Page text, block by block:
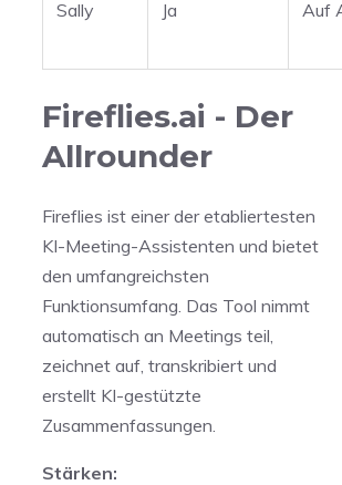
Sally Ja Auf
Fireflies.ai - Der
Allrounder
Fireflies ist einer der etabliertesten
KI-Meeting-Assistenten und bietet
den umfangreichsten
Funktionsumfang. Das Tool nimmt
automatisch an Meetings teil,
zeichnet auf, transkribiert und
erstellt KI-gestützte
Zusammenfassungen.
Stärken: